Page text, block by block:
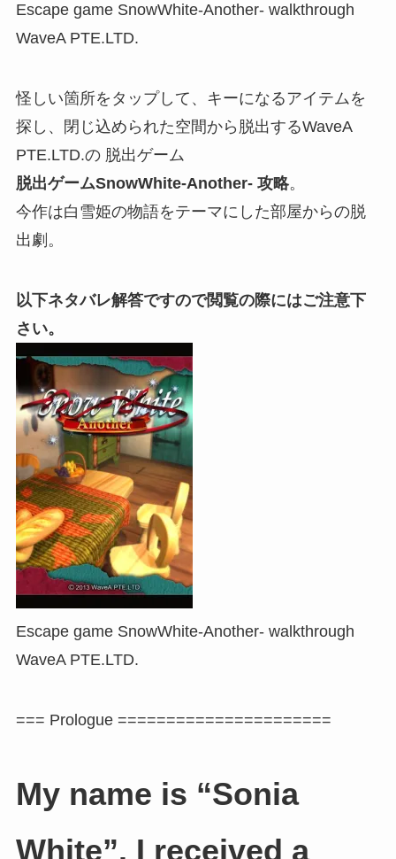
Escape game SnowWhite-Another- walkthrough
WaveA PTE.LTD.
怪しい箇所をタップして、キーになるアイテムを
探し、閉じ込められた空間から脱出するWaveA
PTE.LTD.の 脱出ゲーム
脱出ゲームSnowWhite-Another- 攻略。
今作は白雪姫の物語をテーマにした部屋からの脱
出劇。
以下ネタバレ解答ですので閲覧の際にはご注意下
さい。
Escape game SnowWhite-Another- walkthrough
WaveA PTE.LTD.
=== Prologue ======================
My name is “Sonia
White”. I received a